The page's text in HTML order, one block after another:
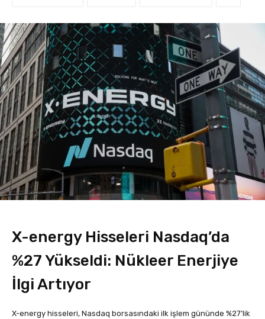
X-energy Hisseleri Nasdaq’da
%27 Yükseldi: Nükleer Enerjiye
İlgi Artıyor
X-energy hisseleri, Nasdaq borsasındaki ilk işlem gününde %27’lik